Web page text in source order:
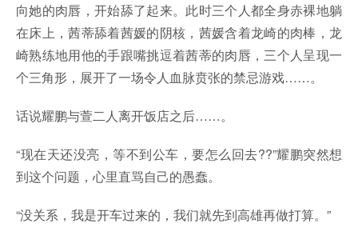
向她的肉唇，开始舔了起来。此时三个人都全身赤裸地躺
在床上，茜蒂舔着茜媛的阴核，茜媛含着龙崎的肉棒，龙
崎熟练地用他的手跟嘴挑逗着茜蒂的肉唇，三个人呈现一
个三角形，展开了一场令人血脉贲张的禁忌游戏……。
话说耀鹏与萱二人离开饭店之后……。
“现在天还没亮，等不到公车，要怎么回去??”耀鹏突然想
到这个问题，心里直骂自己的愚蠢。
“没关系，我是开车过来的，我们就先到高雄再做打算。”